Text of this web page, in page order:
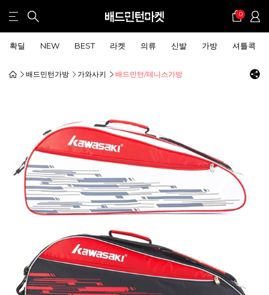
0
확딜 NEW BEST 라켓 의류 신발 가방 셔틀콕
배드민턴가방 가와사키 배드민턴/테니스가방